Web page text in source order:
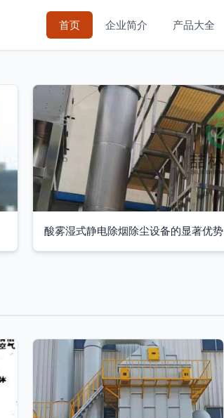
首页 企业简介 产品大全
酸雾湿式静电除烟除尘设备的显著优势